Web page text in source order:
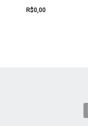
R$0,00